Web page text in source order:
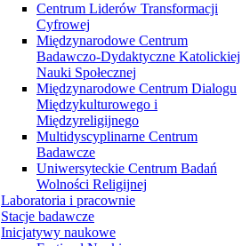
Centrum Liderów Transformacji
Cyfrowej
Międzynarodowe Centrum
Badawczo-Dydaktyczne Katolickiej
Nauki Społecznej
Międzynarodowe Centrum Dialogu
Międzykulturowego i
Międzyreligijnego
Multidyscyplinarne Centrum
Badawcze
Uniwersyteckie Centrum Badań
Wolności Religijnej
Laboratoria i pracownie
Stacje badawcze
Inicjatywy naukowe